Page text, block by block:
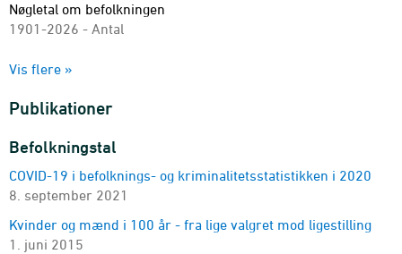
Nøgletal om befolkningen
1901-2026 - Antal
område, køn og alder
Befolkningen 1. januar
byområder, landdistrikter og folketal, areal og
befolkningstæthed
2017-2026
Befolkningen 1. januar
øer
1901-2026 - Antal
Vis flere »
Publikationer
Befolkningstal
COVID-19 i befolknings- og kriminalitetsstatistikken i 2020
8. september 2021
Kvinder og mænd i 100 år - fra lige valgret mod ligestilling
1. juni 2015